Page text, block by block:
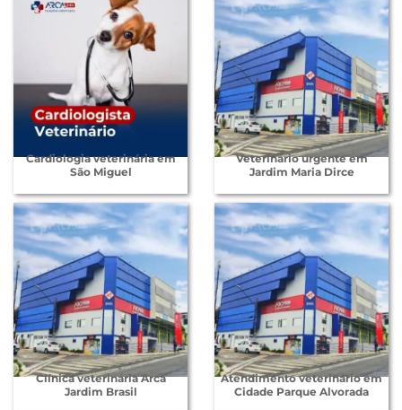
Cardiologia veterinária em
São Miguel
Veterinário urgente em
Jardim Maria Dirce
Clínica veterinária Arca
Jardim Brasil
Atendimento veterinário em
Cidade Parque Alvorada